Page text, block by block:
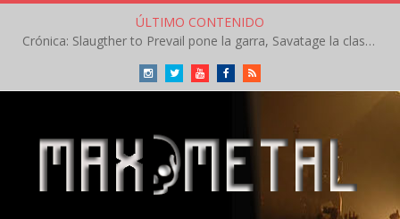
ÚLTIMO CONTENIDO
Crónica: Slaugther to Prevail pone la garra, Savatage la clase en la apertura del Leyendas del Rock – Miércoles – Agosto 2026
InstagramTwitterYoutubeFacebookRSS